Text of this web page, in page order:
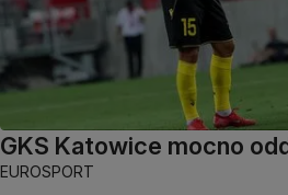
GKS Katowice mocno
EUROSPORT